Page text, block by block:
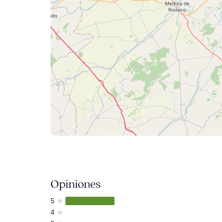
Opiniones
5
4